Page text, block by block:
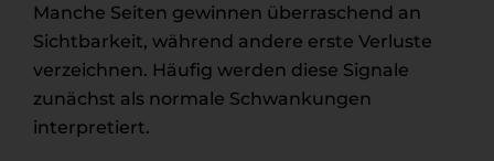
Manche Seiten gewinnen überraschend an
Sichtbarkeit, während andere erste Verluste
verzeichnen. Häufig werden diese Signale
zunächst als normale Schwankungen
interpretiert.